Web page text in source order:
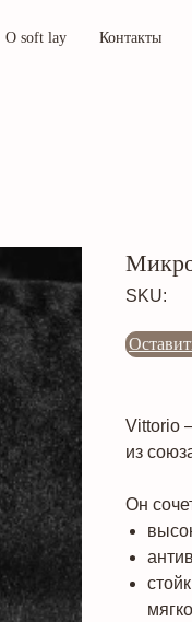
О soft lay Контакты
SKU:
Vittorio
из
Он